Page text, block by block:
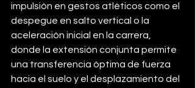
impulsión en gestos atléticos como el
despegue en salto vertical o la
aceleración inicial en la carrera,
donde la extensión conjunta permite
una transferencia óptima de fuerza
hacia el suelo y el desplazamiento del